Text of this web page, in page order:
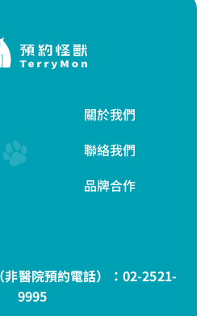
關於我們
聯絡我們
品牌合作
醫院預約電話）： 02-2521-
9995